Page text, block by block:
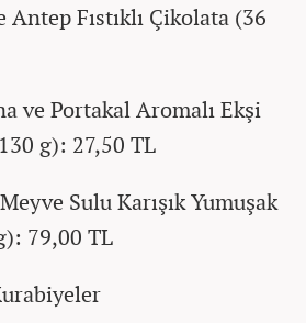
Fıstıklı Çikolata (36
ve Portakal Aromalı Ekşi
g): 27,50 TL
Sulu Karışık Yumuşak
79,00 TL